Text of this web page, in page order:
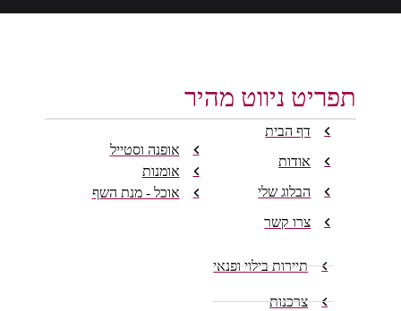
תפריט ניווט מהיר
דף הבית
אודות
הבלוג שלי
צרו קשר
אופנה וסטייל
אומנות
אוכל - מנת השף
תיירות בילוי ופנאי
צרכנות